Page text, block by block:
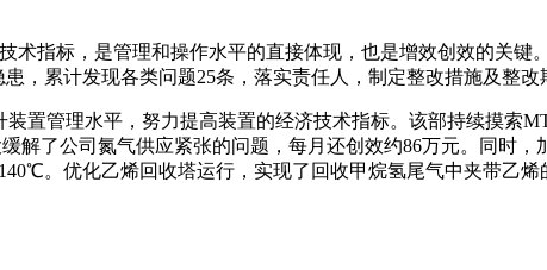
标，是管理和操作水平的直接体现，也是增效创效的关键
，累计发现各类问题25条，落实责任人，制定整改措施及整改
管理水平，努力提高装置的经济技术指标。该部持续摸索
解了公司氮气供应紧张的问题，每月还创效约86万元。同时
。优化乙烯回收塔运行，实现了回收甲烷氢尾气中夹带乙